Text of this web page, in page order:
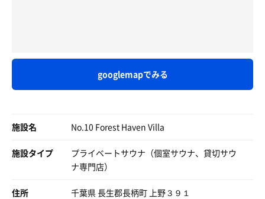
googlemapでみる
施設名 No.10 Forest Haven Villa
施設タイプ
プライベートサウナ（個室サウナ、貸切サウ
ナ専門店）
住所 千葉県 長生郡長柄町 上野３９１